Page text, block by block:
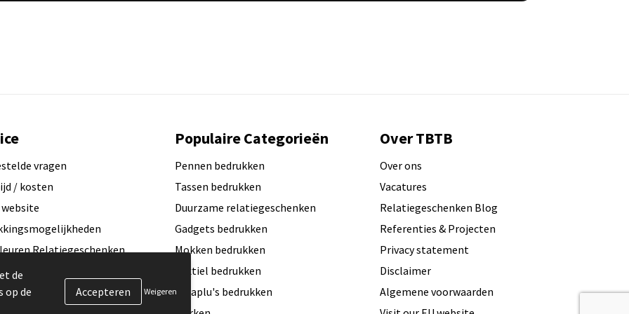
vragen
/ kosten
Relatiegeschenken
aanleveren?
/ Samples aanvragen
Populaire Categorieën
Pennen bedrukken
Tassen bedrukken
Duurzame relatiegeschenken
Gadgets bedrukken
Mokken bedrukken
Textiel bedrukken
Paraplu's bedrukken
Over TBTB
Over ons
Vacatures
Relatiegeschenken Blog
Referenties & Projecten
Privacy statement
Disclaimer
Algemene voorwaarden
de
op de
Weigeren